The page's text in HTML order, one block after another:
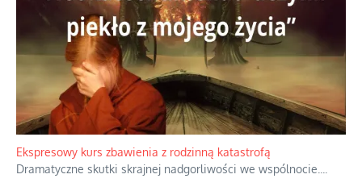
Ekspresowy kurs zbawienia z rodzinną katastrofą
Dramatyczne skutki skrajnej nadgorliwości we wspólnocie.